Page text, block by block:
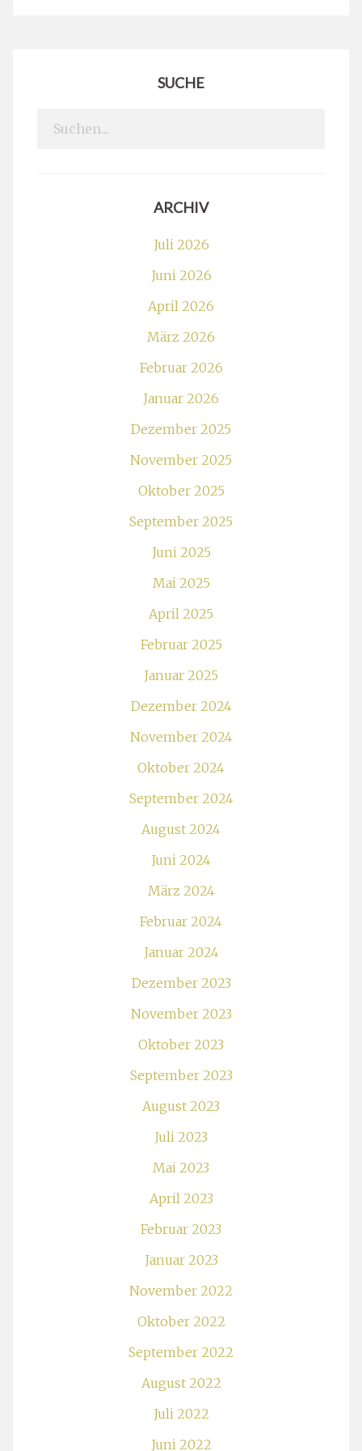
SUCHE
Search
ARCHIV
Juli 2026
Juni 2026
April 2026
März 2026
Februar 2026
Januar 2026
Dezember 2025
November 2025
Oktober 2025
September 2025
Juni 2025
Mai 2025
April 2025
Februar 2025
Januar 2025
Dezember 2024
November 2024
Oktober 2024
September 2024
August 2024
Juni 2024
März 2024
Februar 2024
Januar 2024
Dezember 2023
November 2023
Oktober 2023
September 2023
August 2023
Juli 2023
Mai 2023
April 2023
Februar 2023
Januar 2023
November 2022
Oktober 2022
September 2022
August 2022
Juli 2022
Juni 2022